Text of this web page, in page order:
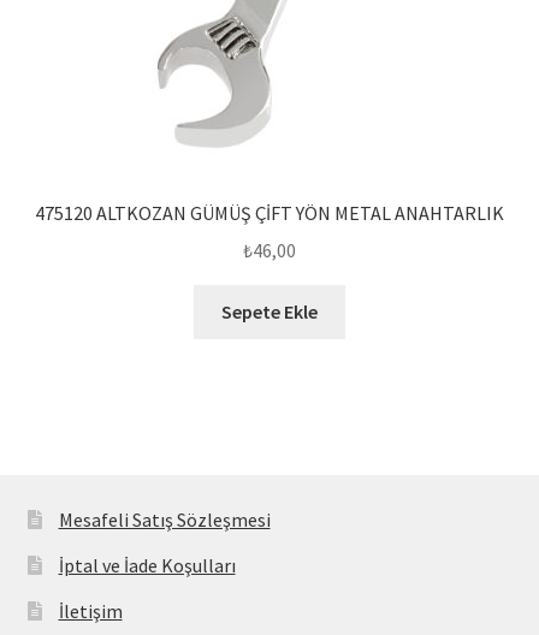
475120 ALTKOZAN GÜMÜŞ ÇİFT YÖN METAL ANAHTARLIK
₺46,00
Sepete Ekle
Mesafeli Satış Sözleşmesi
İptal ve İade Koşulları
İletişim